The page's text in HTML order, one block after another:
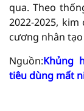
qua. Theo
2022-2025,
cương nhân
Nguồn:Khủng
tiêu dùng mất